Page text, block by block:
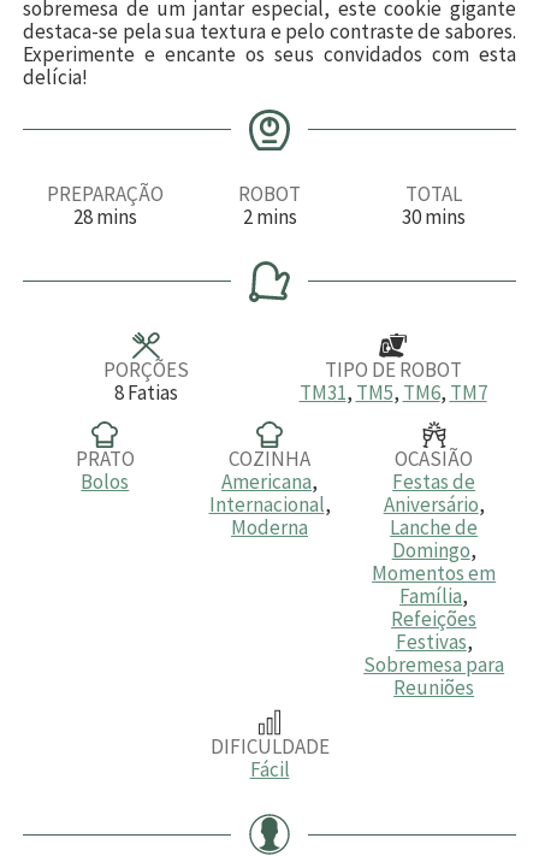
sobremesa de um jantar especial, este cookie gigante
destaca-se pela sua textura e pelo contraste de sabores.
Experimente e encante os seus convidados com esta
delícia!
PREPARAÇÃO
28m
u
mins
ROBOT
2m
n
u
t
mins
TOTAL
30m
u
mins
PORÇÕES
8Fatias
TIPO DE ROBOT
TM31, TM5, TM6, TM7
PRATO
Bolos
COZINHA
Americana,
Internacional,
Moderna
OCASIÃO
Festas de
Aniversário,
Lanche de
Domingo,
Momentos em
Família,
Refeições
Festivas,
Sobremesa para
Reuniões
DIFICULDADE
Fácil